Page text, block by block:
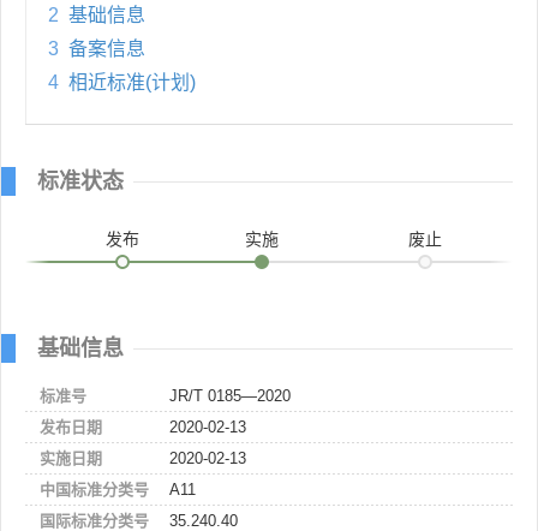
2 基础信息
3 备案信息
4 相近标准(计划)
标准状态
发布 实施 废止
基础信息
标准号
JR/T 0185—2020
发布日期
2020-02-13
实施日期
2020-02-13
中国标准分类号
A11
国际标准分类号
35.240.40